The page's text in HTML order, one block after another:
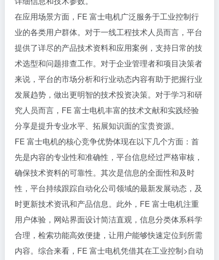
在应用场景方面，FE 富士电机广泛服务于工业控制行
业的各类用户群体。对于一线工程技术人员而言，平台
提供了详尽的产品技术资料和应用案例，支持日常的技
术选型和问题排查工作。对于企业管理者和项目决策者
来说，平台的市场分析和行业动态内容有助于把握行业
发展趋势，做出更明智的技术投资决策。对于学习和研
究人员而言，FE 富士电机丰富的技术文献和实践经验
分享是提升专业水平、拓展知识面的宝贵资源。
FE 富士电机的核心竞争优势体现在以下几个方面：首
先是内容的专业性和准确性，平台信息经过严格审核，
确保技术资料的可靠性。其次是信息的全面性和及时
性，平台持续跟踪自动化公司领域的最新发展动态，及
时更新技术资讯和产品信息。此外，FE 富士电机注重
用户体验，网站界面设计简洁直观，信息分类体系科学
合理，检索功能高效便捷，让用户能够快速定位到所需
内容。综合来看，FE 富士电机凭借其在工业控制>自动